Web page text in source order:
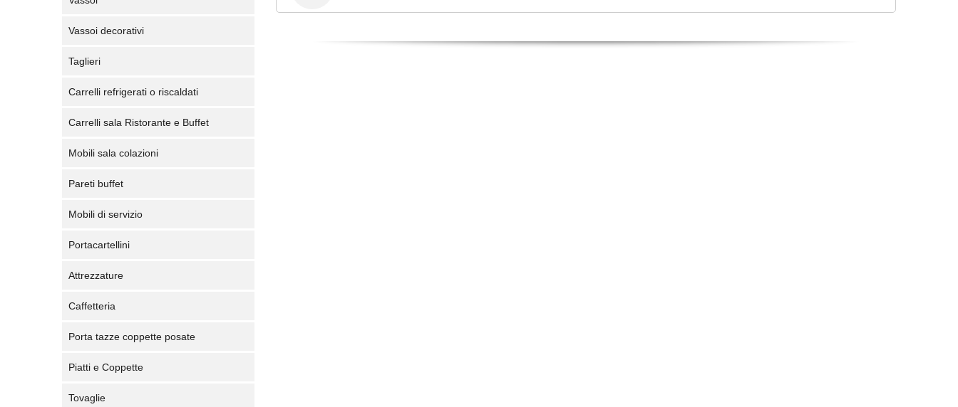
Vassoi decorativi
Taglieri
Carrelli refrigerati o riscaldati
Carrelli sala Ristorante e Buffet
Mobili sala colazioni
Pareti buffet
Mobili di servizio
Portacartellini
Attrezzature
Caffetteria
Porta tazze coppette posate
Piatti e Coppette
Tovaglie